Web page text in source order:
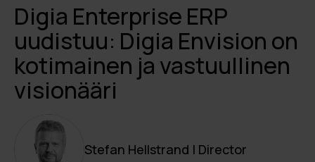
Digia Enterprise ERP
uudistuu: Digia Envision on
kotimainen ja vastuullinen
visionääri
Stefan Hellstrand | Director